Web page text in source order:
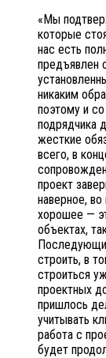
«Мы
которые
нас есть
предъявлен
никаким
поэтому и
подрядчика
жесткие
всего, в
проект
наверное,
хорошее —
объектах,
строить, в
строиться
проектных
пришлось
учитывать
работа с
будет